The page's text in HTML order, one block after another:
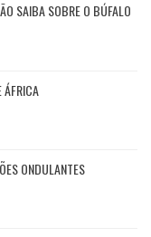
SAIBA SOBRE O BÚFALO
ÁFRICA
ONDULANTES